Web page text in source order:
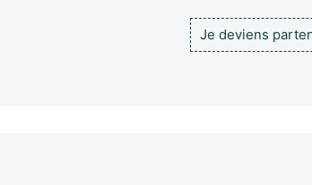
Je deviens